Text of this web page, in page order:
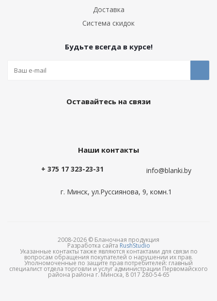
Доставка
Система скидок
Будьте всегда в курсе!
Оставайтесь на связи
Наши контакты
+ 375 17 323-23-31 info@blanki.by
г. Минск, ул.Руссиянова, 9, комн.1
2008-2026 © Бланочная продукция
Разработка сайта RushStudio
Указанные контакты также являются контактами для связи по
вопросам обращения покупателей о нарушении их прав.
Уполномоченные по защите прав потребителей: главный
специалист отдела торговли и услуг администрации Первомайского
района района г. Минска, 8 017 280-54-65